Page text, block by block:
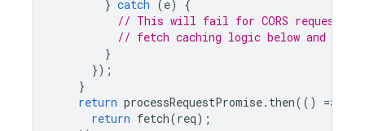
} catch (e)
{
// This will fail for CORS requests.
// fetch caching logic below and do
}
});
}
return processRequestPromise. then(() =>
return fetch(req);